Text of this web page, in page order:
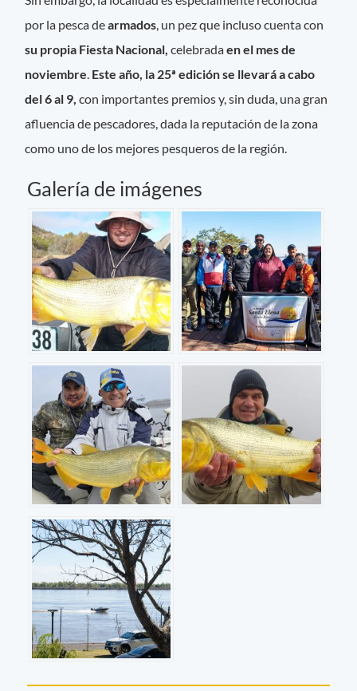
por la pesca dearmados, un pez que incluso cuenta con
su propia Fiesta Nacional, celebradaen el mes de
noviembre. Este año, la 25ª edición se llevará a cabo
del 6 al 9, con importantes premios y, sin duda, una gran
afluencia de pescadores, dada la reputación de la zona
como uno de los mejores pesqueros de la región.
Galería de imágenes